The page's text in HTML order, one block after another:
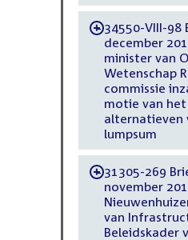
-34550-VIII-98
december
minister van
Wetenschap
commissie
motie van het
alternatieven
lumpsum
-31305-269
november
van
Beleidskader